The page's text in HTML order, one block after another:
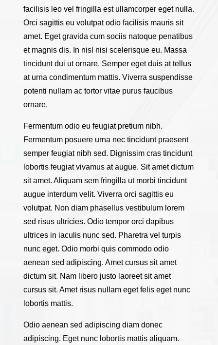
facilisis leo vel fringilla est ullamcorper eget nulla.
Orci sagittis eu volutpat odio facilisis mauris sit
amet. Eget gravida cum sociis natoque penatibus
et magnis dis. In nisl nisi scelerisque eu. Massa
tincidunt dui ut ornare. Semper eget duis at tellus
at urna condimentum mattis. Viverra suspendisse
potenti nullam ac tortor vitae purus faucibus
ornare.
Fermentum odio eu feugiat pretium nibh.
Fermentum posuere urna nec tincidunt praesent
semper feugiat nibh sed. Dignissim cras tincidunt
lobortis feugiat vivamus at augue. Sit amet dictum
sit amet. Aliquam sem fringilla ut morbi tincidunt
augue interdum velit. Viverra orci sagittis eu
volutpat. Non diam phasellus vestibulum lorem
sed risus ultricies. Odio tempor orci dapibus
ultrices in iaculis nunc sed. Pharetra vel turpis
nunc eget. Odio morbi quis commodo odio
aenean sed adipiscing. Amet cursus sit amet
dictum sit. Nam libero justo laoreet sit amet
cursus sit. Amet risus nullam eget felis eget nunc
lobortis mattis.
Odio aenean sed adipiscing diam donec
adipiscing. Eget nunc lobortis mattis aliquam.